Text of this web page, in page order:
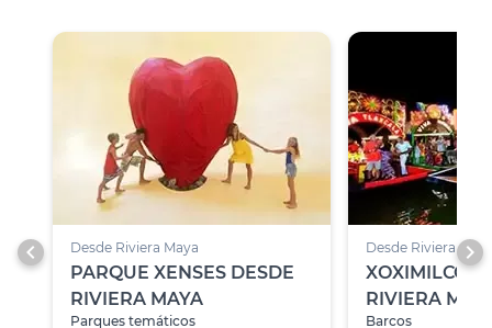
chevron_left Desde Riviera Maya
PARQUE XENSES DESDE
RIVIERA MAYA
Parques temáticos
Desde Riviera
XOXIMILCO
RIVIERA
Barcos
chevron_right